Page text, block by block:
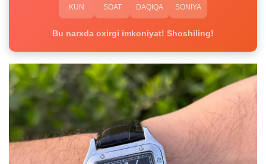
KUN SOAT DAQIQA SONIYA
Bu narxda oxirgi imkoniyat! Shoshiling!